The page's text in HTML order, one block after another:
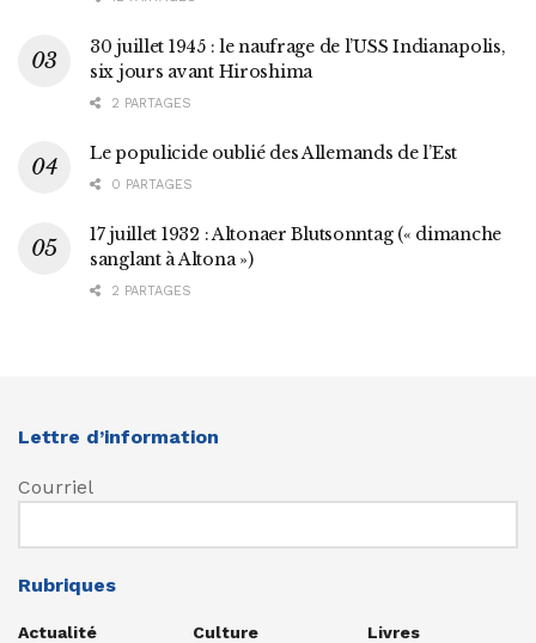
30 juillet 1945 : le naufrage de l’USS Indianapolis,
six jours avant Hiroshima
2 PARTAGES
Le populicide oublié des Allemands de l’Est
0 PARTAGES
17 juillet 1932 : Altonaer Blutsonntag (« dimanche
sanglant à Altona »)
2 PARTAGES
Lettre d’information
Courriel
Rubriques
Actualité
Culture
Livres